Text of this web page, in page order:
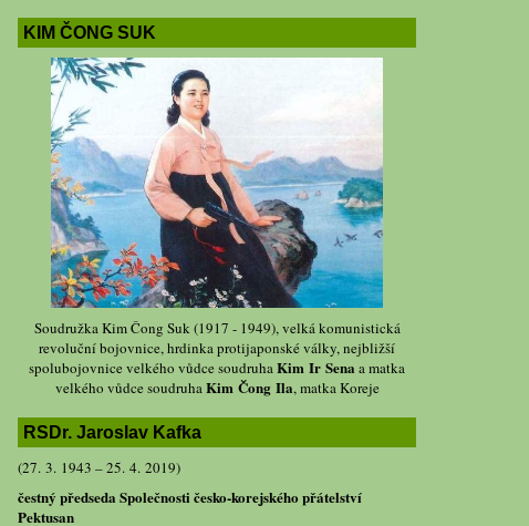
KIM ČONG SUK
Soudružka Kim Čong Suk (1917 - 1949), velká komunistická
revoluční bojovnice, hrdinka protijaponské války, nejbližší
spolubojovnice velkého vůdce soudruhaKim Ir Sena a matka
velkého vůdce soudruhaKim Čong Ila, matka Koreje
RSDr. Jaroslav Kafka
(27. 3. 1943 – 25. 4. 2019)
čestný předseda Společnosti česko-korejského přátelství
Pektusan